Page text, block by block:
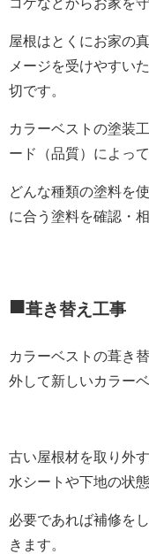
コケなどからお家を
屋根はとくにお家の
メージを受けやすい
切です。
カラーベストの塗装
ード（品質）によっ
どんな種類の塗料を
に合う塗料を確認・
■葺き替え工事
カラーベストの葺き
外して新しいカラー
古い屋根材を取り外
水シートや下地の状
必要であれば補修を
きます。